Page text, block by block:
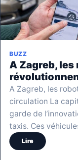
BUZZ
A Zagreb,
A Zagreb, les
circulation La
garde de
taxis. Ces
Lire